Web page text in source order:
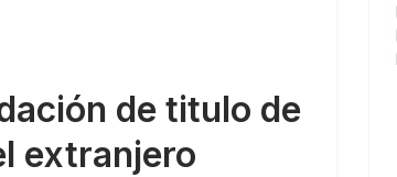
de titulo de
extranjero